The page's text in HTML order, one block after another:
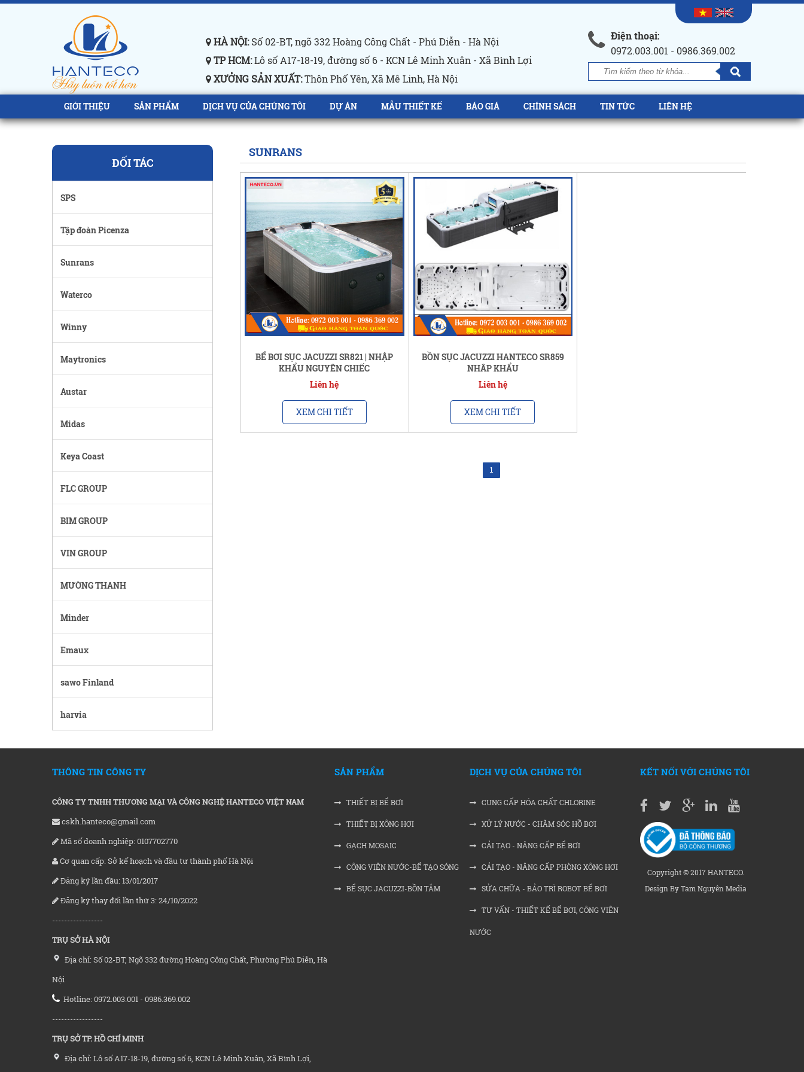
HÀ NỘI:Số 02-BT, ngõ 332 Hoàng Công Chất - Phú Diễn - Hà Nội
TP HCM:Lô số A17-18-19, đường số 6 - KCN Lê Minh Xuân - Xã Bình Lợi
XƯỞNG SẢN XUẤT:Thôn Phố Yên, Xã Mê Linh, Hà Nội
Điện thoại:
0972.003.001 - 0986.369.002
GIỚI THIỆU SẢN PHẨM DỊCH VỤ CỦA CHÚNG TÔI DỰ ÁN MẪU THIẾT KẾ BÁO GIÁ CHÍNH SÁCH TIN TỨC LIÊN HỆ
ĐỐI TÁC
SPS
Tập đoàn Picenza
Sunrans
Waterco
Winny
Maytronics
Austar
Midas
Keya Coast
FLC GROUP
BIM GROUP
VIN GROUP
MƯỜNG THANH
Minder
Emaux
sawo Finland
harvia
SUNRANS
BỂ BƠI SỤC JACUZZI SR821 | NHẬP
KHẨU NGUYÊN CHIẾC
Liên hệ
XEM CHI TIẾT
BỒN SỤC JACUZZI HANTECO SR859
NHẬP KHẨU
Liên hệ
XEM CHI TIẾT
1
THÔNG TIN CÔNG TY
CÔNG TY TNHH THƯƠNG MẠI VÀ CÔNG NGHỆ HANTECO VIỆT NAM
cskh.hanteco@gmail.com
Mã số doanh nghiệp: 0107702770
Cơ quan cấp: Sở kế hoạch và đầu tư thành phố Hà Nội
Đăng ký lần đầu: 13/01/2017
Đăng ký thay đổi lần thứ 3: 24/10/2022
-----------------
TRỤ SỞ HÀ NỘI
Địa chỉ: Số 02-BT, Ngõ 332 đường Hoàng Công Chất, Phường Phú Diễn, Hà
Nội
Hotline: 0972.003.001 - 0986.369.002
-----------------
TRỤ SỞ TP. HỒ CHÍ MINH
Địa chỉ: Lô số A17-18-19, đường số 6, KCN Lê Minh Xuân, Xã Bình Lợi,
SẢN PHẨM
THIẾT BỊ BỂ BƠI
THIẾT BỊ XÔNG HƠI
GẠCH MOSAIC
CÔNG VIÊN NƯỚC-BỂ TẠO SÓNG
BỂ SỤC JACUZZI-BỒN TẮM
DỊCH VỤ CỦA CHÚNG TÔI
CUNG CẤP HÓA CHẤT CHLORINE
XỬ LÝ NƯỚC - CHĂM SÓC HỒ BƠI
CẢI TẠO - NÂNG CẤP BỂ BƠI
CẢI TẠO - NÂNG CẤP PHÒNG XÔNG HƠI
SỬA CHỮA - BẢO TRÌ ROBOT BỂ BƠI
TƯ VẤN - THIẾT KẾ BỂ BƠI, CÔNG VIÊN
NƯỚC
KẾT NỐI VỚI CHÚNG TÔI
Copyright © 2017 HANTECO.
Design By Tam Nguyên Media